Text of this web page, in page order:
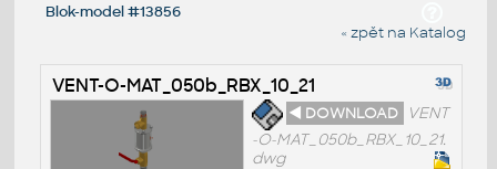
Blok-model #13856
« zpět na Katalog
VENT-O-MAT_050b_RBX_10_21
◄ DOWNLOAD
VENT
-O-MAT_050b_RBX_10_21.
dwg